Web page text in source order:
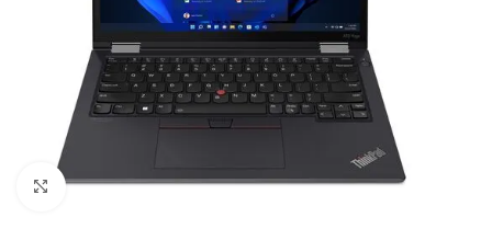
Kép nagyítása